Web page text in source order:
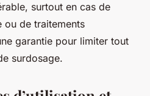
surtout en cas de
ou de traitements
garantie pour limiter tout
surdosage.